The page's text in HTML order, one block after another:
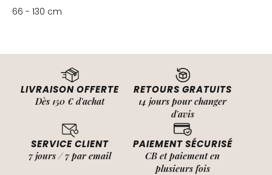
66 - 130 cm
LIVRAISON OFFERTE
Dès 150 € d'achat
RETOURS GRATUITS
14 jours pour changer
d'avis
SERVICE CLIENT
7 jours / 7 par email
PAIEMENT SÉCURISÉ
CB et paiement en
plusieurs fois